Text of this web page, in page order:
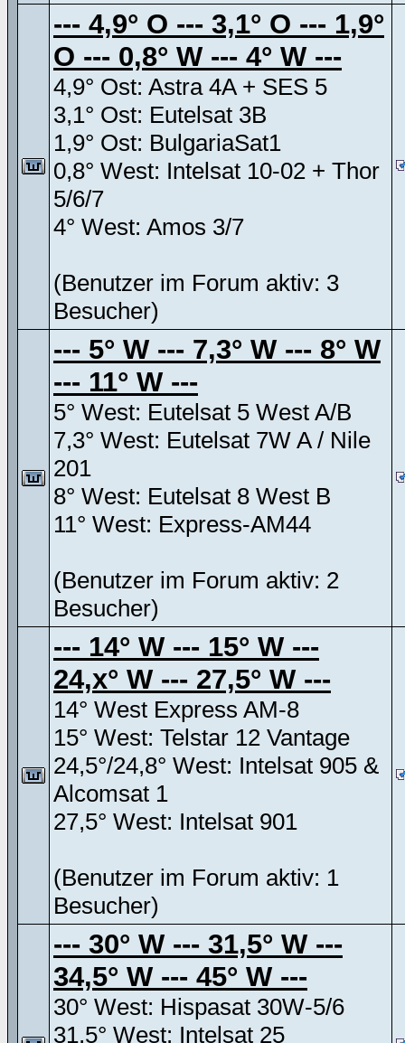
--- 4,9° O --- 3,1° O --- 1,9°
O --- 0,8° W --- 4° W ---
4,9° Ost: Astra 4A + SES 5
3,1° Ost: Eutelsat 3B
1,9° Ost: BulgariaSat1
0,8° West: Intelsat 10-02 + Thor
5/6/7
4° West: Amos 3/7
(Benutzer im Forum aktiv: 3
Besucher)
--- 5° W --- 7,3° W --- 8° W
--- 11° W ---
5° West: Eutelsat 5 West A/B
7,3° West: Eutelsat 7W A / Nile
201
8° West: Eutelsat 8 West B
11° West: Express-AM44
(Benutzer im Forum aktiv: 2
Besucher)
--- 14° W --- 15° W ---
24,x° W --- 27,5° W ---
14° West Express AM-8
15° West: Telstar 12 Vantage
24,5°/24,8° West: Intelsat 905 &
Alcomsat 1
27,5° West: Intelsat 901
(Benutzer im Forum aktiv: 1
Besucher)
--- 30° W --- 31,5° W ---
34,5° W --- 45° W ---
30° West: Hispasat 30W-5/6
31,5° West: Intelsat 25